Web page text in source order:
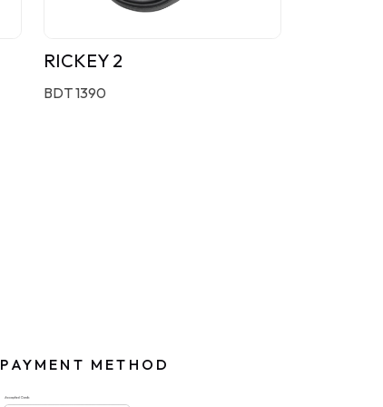
RICKEY 2
BDT 1390
PAYMENT METHOD